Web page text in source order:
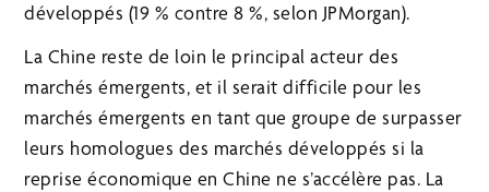
développés (19 % contre 8 %, selon JPMorgan).
La Chine reste de loin le principal acteur des
marchés émergents, et il serait difficile pour les
marchés émergents en tant que groupe de surpasser
leurs homologues des marchés développés si la
reprise économique en Chine ne s’accélère pas. La